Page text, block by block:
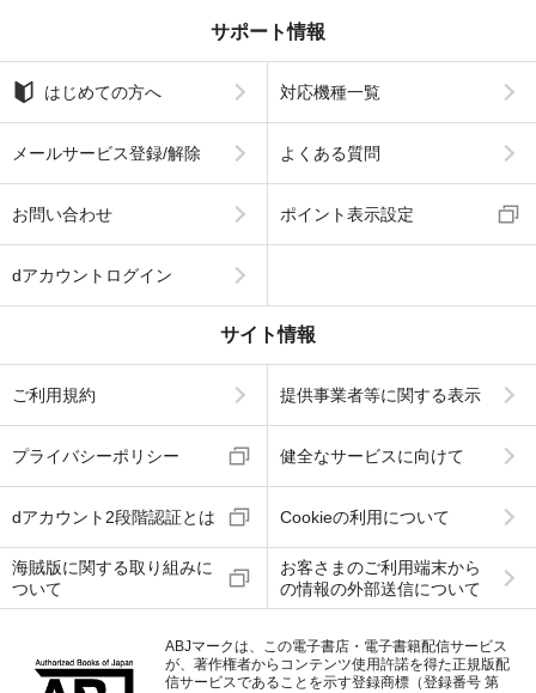
サポート情報
はじめての方へ 対応機種一覧
メールサービス登録/解除 よくある質問
お問い合わせ ポイント表示設定
dアカウントログイン
サイト情報
ご利用規約 提供事業者等に関する表示
プライバシーポリシー 健全なサービスに向けて
dアカウント2段階認証とは Cookieの利用について
海賊版に関する取り組みに
ついて
お客さまのご利用端末から
の情報の外部送信について
ABJマークは、この電子書店・電子書籍配信サービス
が、著作権者からコンテンツ使用許諾を得た正規版配
信サービスであることを示す登録商標（登録番号 第